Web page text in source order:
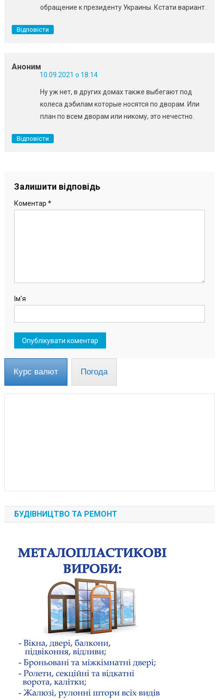
обращение к президенту Украины. Кстати вариант.
Відповісти
Аноним
10.09.2021 о 18:14
Ну уж нет, в других домах также выбегают под
колеса дэбилам которые носятся по дворам. Или
план по всем дворам или никому, это нечестно.
Відповісти
Залишити відповідь
Коментар *
Ім'я
Курс валют Погода
БУДІВНИЦТВО ТА РЕМОНТ